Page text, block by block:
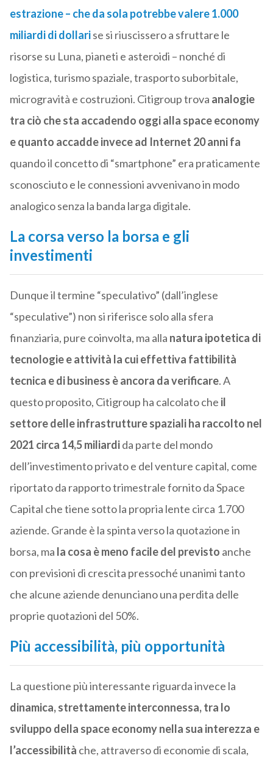
estrazione – che da sola potrebbe valere 1.000
miliardi di dollarise si riuscissero a sfruttare le
risorse su Luna, pianeti e asteroidi – nonché di
logistica, turismo spaziale, trasporto suborbitale,
microgravità e costruzioni. Citigroup trova analogie
tra ciò che sta accadendo oggi alla space economy
e quanto accadde invece ad Internet 20 anni fa
quando il concetto di “smartphone” era praticamente
sconosciuto e le connessioni avvenivano in modo
analogico senza la banda larga digitale.
La corsa verso la borsa e gli
investimenti
Dunque il termine “speculativo” (dall’inglese
“speculative”) non si riferisce solo alla sfera
finanziaria, pure coinvolta, ma alla natura ipotetica di
tecnologie e attività la cui effettiva fattibilità
tecnica e di business è ancora da verificare. A
questo proposito, Citigroup ha calcolato che il
settore delle infrastrutture spaziali ha raccolto nel
2021 circa 14,5 miliardida parte del mondo
dell’investimento privato e del venture capital, come
riportato da rapporto trimestrale fornito da Space
Capital che tiene sotto la propria lente circa 1.700
aziende. Grande è la spinta verso la quotazione in
borsa, ma la cosa è meno facile del previsto anche
con previsioni di crescita pressoché unanimi tanto
che alcune aziende denunciano una perdita delle
proprie quotazioni del 50%.
Più accessibilità, più opportunità
La questione più interessante riguarda invece la
dinamica, strettamente interconnessa, tra lo
sviluppo della space economy nella sua interezza e
l’accessibilità che, attraverso di economie di scala,